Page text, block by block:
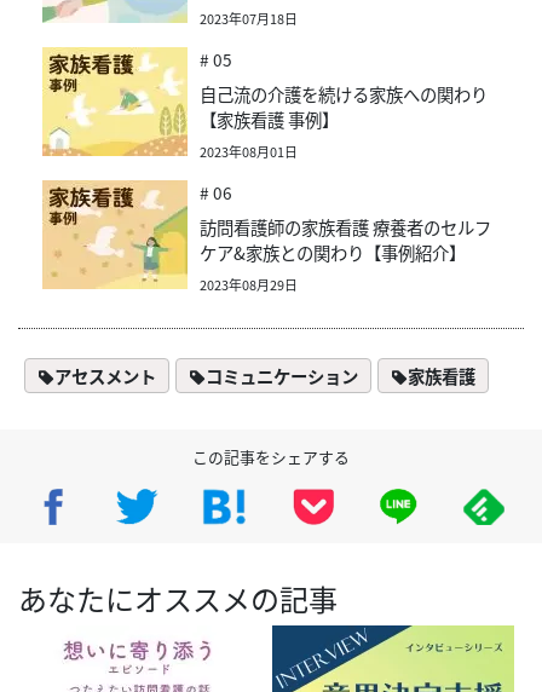
2023年07月18日
# 05
自己流の介護を続ける家族への関わり
【家族看護 事例】
2023年08月01日
# 06
訪問看護師の家族看護 療養者のセルフ
ケア&家族との関わり【事例紹介】
2023年08月29日
アセスメント コミュニケーション 家族看護
この記事をシェアする
あなたにオススメの記事